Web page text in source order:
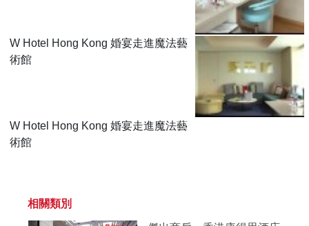
W Hotel Hong Kong 婚宴走進魔法藝
術館
W Hotel Hong Kong 婚宴走進魔法藝
術館
相關類別